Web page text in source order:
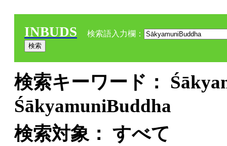
INBUDS 検索語入力欄：
検索キーワード：
ŚākyamuniBuddha
検索対象： すべて